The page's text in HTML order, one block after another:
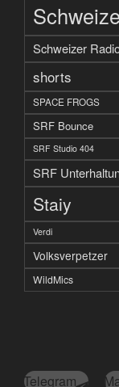
Schweizer
shorts
SPACE FROGS
SRF Bounce
SRF Studio 404
SRF
Staiy
Verdi
Volksverpetzer
WildMics
Telegram